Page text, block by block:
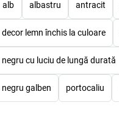
alb albastru antracit
decor lemn închis la culoare
negru cu luciu de lungă durată
negru galben portocaliu